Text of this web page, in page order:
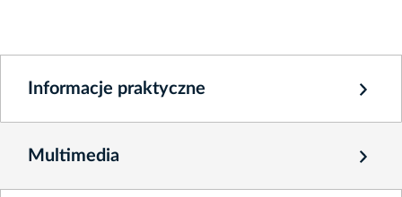
Informacje praktyczne
Multimedia